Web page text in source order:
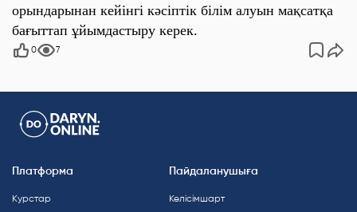
орындарынан кейінгі кәсіптік білім алуын мақсатқа
бағыттап ұйымдастыру керек.
0 7
Платформа
Курстар
Пайдаланушыға
Келісімшарт